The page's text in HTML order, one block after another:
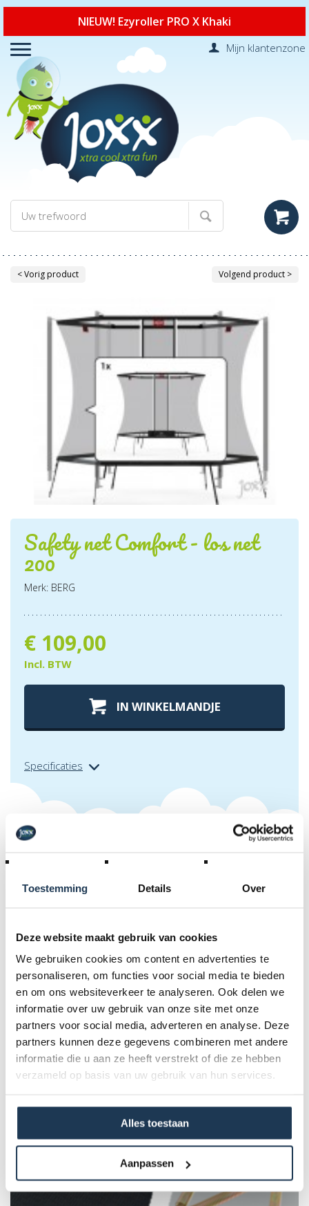
Toestemming Details Over
Deze website maakt gebruik van cookies
We gebruiken cookies om content en advertenties te
personaliseren, om functies voor social media te bieden
en om ons websiteverkeer te analyseren. Ook delen we
informatie over uw gebruik van onze site met onze
partners voor social media, adverteren en analyse. Deze
partners kunnen deze gegevens combineren met andere
informatie die u aan ze heeft verstrekt of die ze hebben
verzameld op basis van uw gebruik van hun services.
Alles toestaan
Aanpassen
NIEUW! Ezyroller PRO X Khaki
Mijn klantenzone
< Vorig product Volgend product >
Safety net Comfort - los net
200
Merk: BERG
€ 109,00
Incl. BTW
IN WINKELMANDJE
Specificaties
Extra info over safety net comfort
- los net 200
De Palen, hoezen, afdekkegels en bevestigingsstukken niet
inbegrepen.
Specificaties
Product Code :
51.30.74.12
Dit product behoort tot de
volgende categorie(ën)